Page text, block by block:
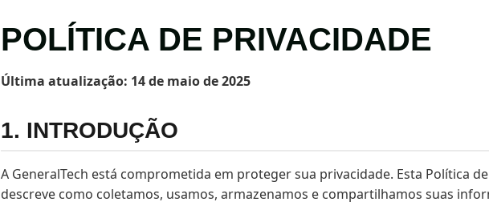
POLÍTICA DE PRIVACIDADE
Última atualização: 14 de maio de 2025
1. INTRODUÇÃO
A GeneralTech está comprometida em proteger sua privacidade. Esta Política
descreve como coletamos, usamos, armazenamos e compartilhamos suas